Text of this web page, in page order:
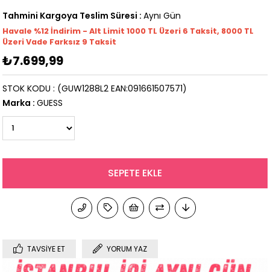
Tahmini Kargoya Teslim Süresi : Aynı Gün
Havale %12 İndirim - Alt Limit 1000 TL Üzeri 6 Taksit, 8000 TL
Üzeri Vade Farksız 9 Taksit
₺7.699,99
(GUW1288L2 EAN:091661507571)
STOK KODU
Marka : GUESS
TAVSIYE ET YORUM YAZ